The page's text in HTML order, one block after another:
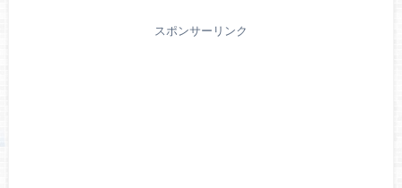
スポンサーリンク